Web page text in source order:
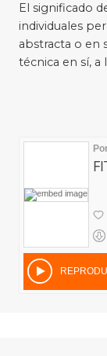
El significado
individuales
abstracta o en
técnica en sí, a